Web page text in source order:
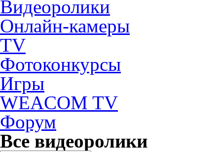
Видеоролики
Онлайн-камеры
TV
Фотоконкурсы
Игры
WEACOM TV
Форум
Все видеоролики